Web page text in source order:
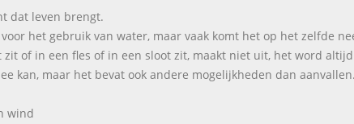
dat leven brengt.
het gebruik van water, maar vaak komt het op het zelfde
of in een fles of in een sloot zit, maakt niet uit, het word
kan, maar het bevat ook andere mogelijkheden dan aanvallen.
wind